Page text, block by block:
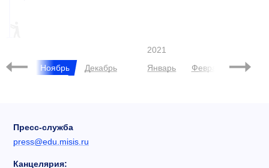
Ноябрь Декабрь
2021
Январь
Февраль Март
Пресс-служба
press@edu.misis.ru
Канцелярия: